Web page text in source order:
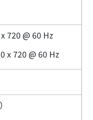
720 @ 60 Hz
x 720 @ 60 Hz